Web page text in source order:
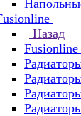
Назад
Fusionline